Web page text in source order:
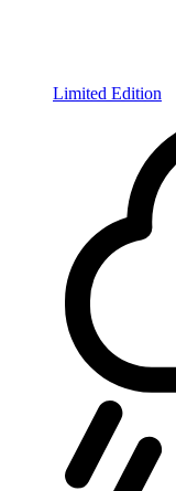
Limited Edition